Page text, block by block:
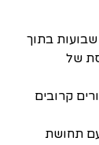
בתוך
של
קרובים
תחושת